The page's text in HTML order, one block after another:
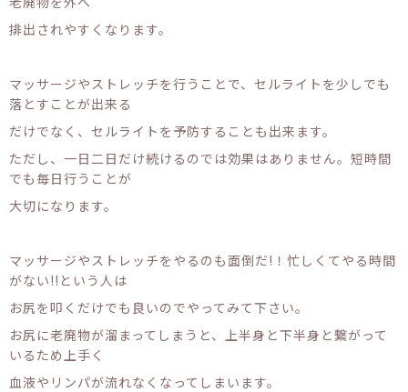
排出されやすくなります。
マッサージやストレッチを行うことで、セルライトを少しでも
落とすことが出来る
だけでなく、セルライトを予防することも出来ます。
ただし、一日二日だけ続けるのでは効果はありません。短時間
でも毎日行うことが
大切になります。
マッサージやストレッチをやるのも面倒だ!！忙しくてやる時間
がない!!という人は
お尻を叩くだけでも良いのでやってみて下さい。
お尻に老廃物が溜まってしまうと、上半身と下半身と繋がって
いるため上手く
血液やリンパが流れなくなってしまいます。